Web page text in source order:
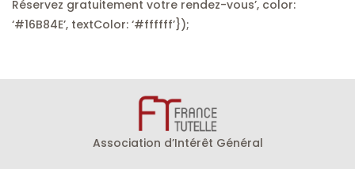
Réservez gratuitement votre rendez-vous’, color:
‘#16B84E’, textColor: ‘#ffffff’});
Association d’Intérêt Général